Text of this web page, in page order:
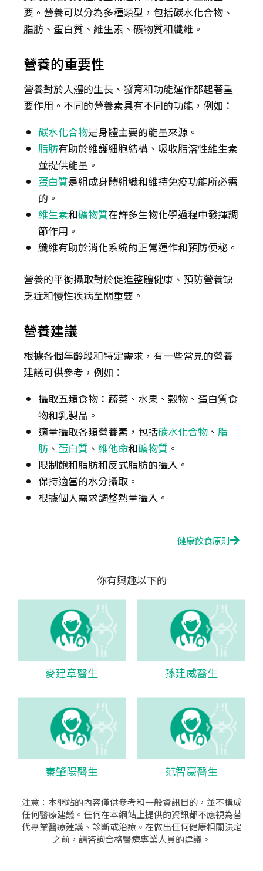
要。營養可以分為多種類型，包括碳水化合物、
脂肪、蛋白質、維生素、礦物質和纖維。
營養的重要性
營養對於人體的生長、發育和功能運作都起著重
要作用。不同的營養素具有不同的功能，例如：
碳水化合物是身體主要的能量來源。
脂肪有助於維護細胞結構、吸收脂溶性維生素
並提供能量。
蛋白質是組成身體組織和維持免疫功能所必需
的。
維生素和礦物質在許多生物化學過程中發揮調
節作用。
纖維有助於消化系統的正常運作和預防便秘。
營養的平衡攝取對於促進整體健康、預防營養缺
乏症和慢性疾病至關重要。
營養建議
根據各個年齡段和特定需求，有一些常見的營養
建議可供參考，例如：
攝取五類食物：蔬菜、水果、穀物、蛋白質食
物和乳製品。
適量攝取各類營養素，包括碳水化合物 、 脂
肪 、 蛋白質 、 維他命和礦物質 。
限制飽和脂肪和反式脂肪的攝入。
保持適當的水分攝取。
根據個人需求調整熱量攝入。
健康飲食原則Next
你有興趣以下的
麥建章醫生 孫建威醫生
秦肇陽醫生 范智豪醫生
注意：本網站的內容僅供參考和一般資訊目的，並不構成
任何醫療建議。任何在本網站上提供的資訊都不應視為替
代專業醫療建議、診斷或治療。在做出任何健康相關決定
之前，請咨詢合格醫療專業人員的建議。